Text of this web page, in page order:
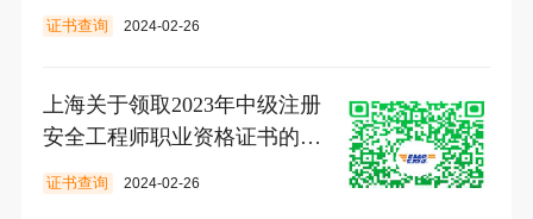
证书查询 2024-02-26
上海关于领取2023年中级注册
安全工程师职业资格证书的通
知
证书查询 2024-02-26